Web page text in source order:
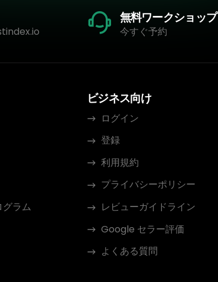
無料ワークショップ
今すぐ予約
ラム
ビジネス向け
ログイン
登録
利用規約
プライバシーポリシー
レビューガイドライン
Google セラー評価
よくある質問